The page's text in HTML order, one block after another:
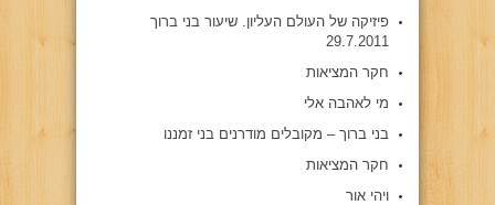
פיזיקה של העולם העליון. שיעור בני ברוך
29.7.2011
חקר המציאות
מי לאהבה אלי
בני ברוך – מקובלים מודרנים בני זמננו
חקר המציאות
ויהי אור